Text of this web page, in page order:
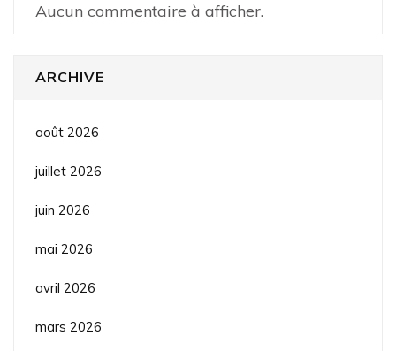
Aucun commentaire à afficher.
ARCHIVE
août 2026
juillet 2026
juin 2026
mai 2026
avril 2026
mars 2026